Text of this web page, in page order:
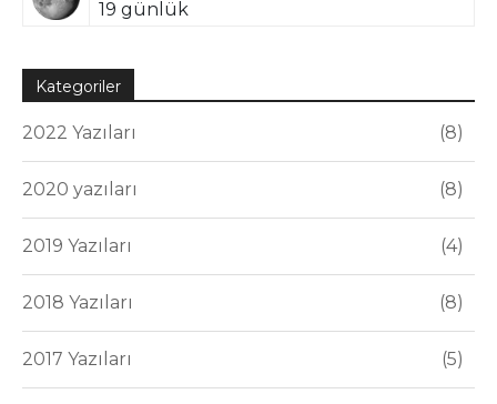
19 günlük
Kategoriler
2022 Yazıları 8
2020 yazıları 8
2019 Yazıları 4
2018 Yazıları 8
2017 Yazıları 5